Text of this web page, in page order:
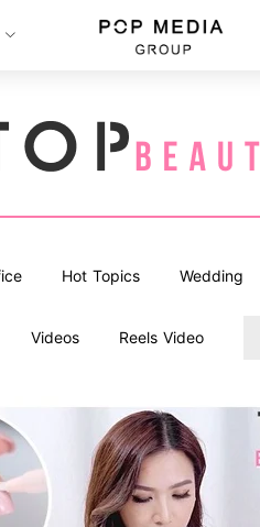
Hot Topics Wedding
Videos Reels Video